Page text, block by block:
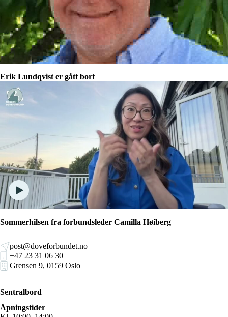
Erik Lundqvist er gått bort
Sommerhilsen fra forbundsleder Camilla Høiberg
post@doveforbundet.no
+47 23 31 06 30
Grensen 9, 0159 Oslo
Sentralbord
Åpningstider